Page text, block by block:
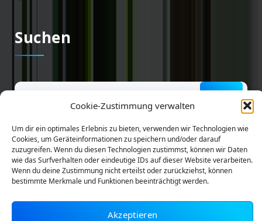
Cookie-Zustimmung verwalten
Um dir ein optimales Erlebnis zu bieten, verwenden wir Technologien wie
Cookies, um Geräteinformationen zu speichern und/oder darauf
zuzugreifen. Wenn du diesen Technologien zustimmst, können wir Daten
wie das Surfverhalten oder eindeutige IDs auf dieser Website verarbeiten.
Wenn du deine Zustimmung nicht erteilst oder zurückziehst, können
bestimmte Merkmale und Funktionen beeinträchtigt werden.
Akzeptieren
Suchen
Suchen